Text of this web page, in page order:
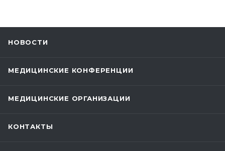
НОВОСТИ
МЕДИЦИНСКИЕ КОНФЕРЕНЦИИ
МЕДИЦИНСКИЕ ОРГАНИЗАЦИИ
КОНТАКТЫ